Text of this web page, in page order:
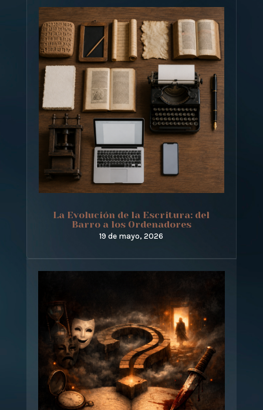
La Evolución de la Escritura: del
Barro a los Ordenadores
19 de mayo, 2026